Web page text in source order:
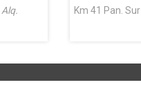
Alq.
Km 41 Pan. Sur